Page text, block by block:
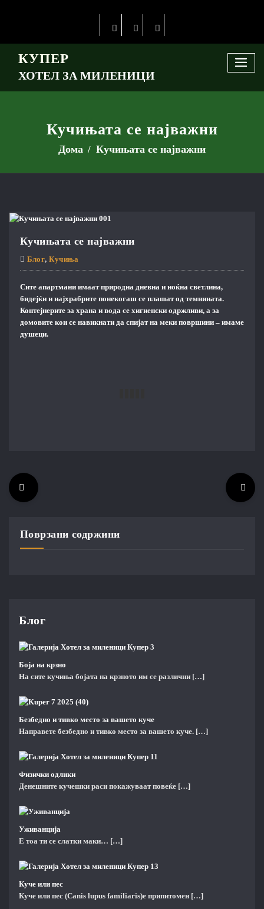
КУПЕР
ХОТЕЛ ЗА МИЛЕНИЦИ
Кучињата се најважни
Дома Кучињата се најважни
Кучињата се најважни
Блог,Кучиња
Сите апартмани имаат природна дневна и ноќна светлина,
бидејќи и најхрабритепонекогаш се плашат од темнината.
Контејнерите за храна и вода се хигиенски одржливи, а за
домовите кои се навикнати да спијат на меки површини – имаме
душеци.
Поврзани содржини
Блог
Боја на крзно
На сите кучиња бојата на крзното им се различни […]
Безбедно и тивко место за вашето куче
Направете безбедно и тивко место за вашето куче. […]
Физички одлики
Денешните кучешки раси покажуваат повеќе […]
Уживанција
Е тоа ти се слатки маки… […]
Куче или пес
Куче или пес (Canis lupus familiaris)е припитомен […]